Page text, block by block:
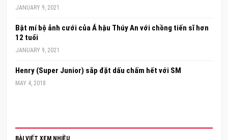
JANUARY 9, 2021
Bật mí bộ ảnh cưới của Á hậu Thúy An với chồng tiến sĩ hơn
12 tuổi
JANUARY 9, 2021
Henry (Super Junior) sắp đặt dấu chấm hết với SM
MAY 4, 2018
BÀI VIẾT XEM NHIỀU